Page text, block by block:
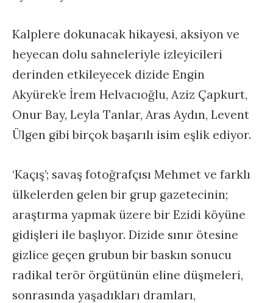
Kalplere dokunacak hikayesi, aksiyon ve
heyecan dolu sahneleriyle izleyicileri
derinden etkileyecek dizide Engin
Akyürek’e İrem Helvacıoğlu, Aziz Çapkurt,
Onur Bay, Leyla Tanlar, Aras Aydın, Levent
Ülgen gibi birçok başarılı isim eşlik ediyor.
‘Kaçış’; savaş fotoğrafçısı Mehmet ve farklı
ülkelerden gelen bir grup gazetecinin;
araştırma yapmak üzere bir Ezidi köyüne
gidişleri ile başlıyor. Dizide sınır ötesine
gizlice geçen grubun bir baskın sonucu
radikal terör örgütünün eline düşmeleri,
sonrasında yaşadıkları dramları,